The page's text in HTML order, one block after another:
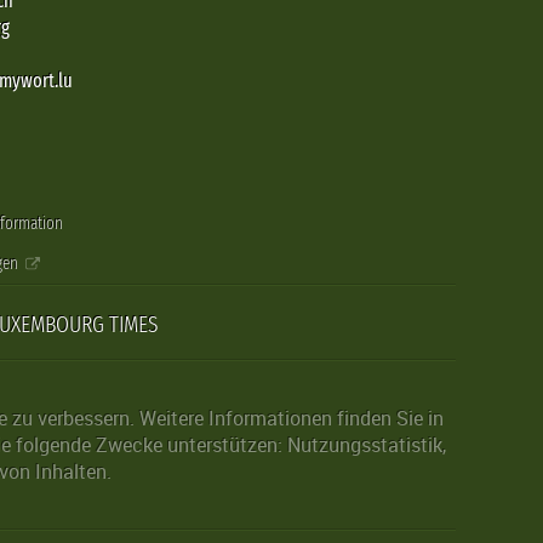
TIMES
verbessern. Weitere Informationen finden Sie in
folgende Zwecke unterstützen: Nutzungsstatistik,
Inhalten.